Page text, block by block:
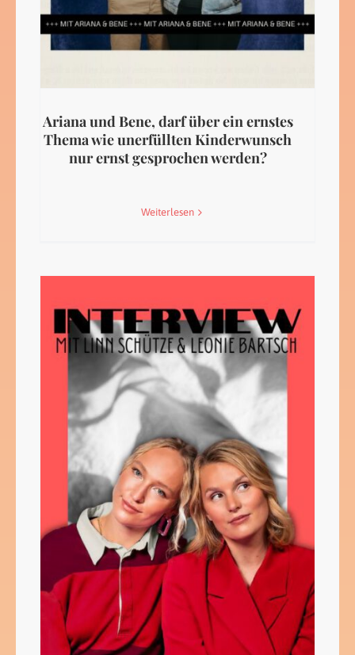
Ariana und Bene, darf über ein ernstes
Thema wie unerfüllten Kinderwunsch
nur ernst gesprochen werden?
Weiterlesen